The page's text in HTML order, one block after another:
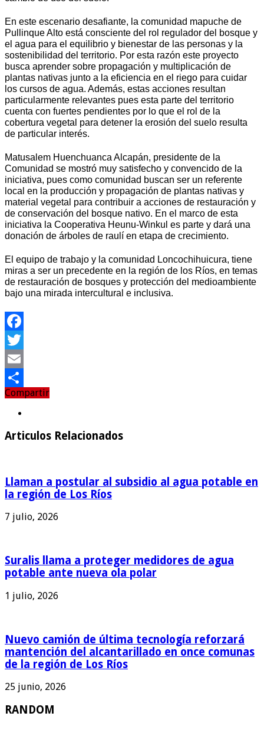
En este escenario desafiante, la comunidad mapuche de
Pullinque Alto está consciente del rol regulador del bosque y
el agua para el equilibrio y bienestar de las personas y la
sostenibilidad del territorio. Por esta razón este proyecto
busca aprender sobre propagación y multiplicación de
plantas nativas junto a la eficiencia en el riego para cuidar
los cursos de agua. Además, estas acciones resultan
particularmente relevantes pues esta parte del territorio
cuenta con fuertes pendientes por lo que el rol de la
cobertura vegetal para detener la erosión del suelo resulta
de particular interés.
Matusalem Huenchuanca Alcapán, presidente de la
Comunidad se mostró muy satisfecho y convencido de la
iniciativa, pues como comunidad buscan ser un referente
local en la producción y propagación de plantas nativas y
material vegetal para contribuir a acciones de restauración y
de conservación del bosque nativo. En el marco de esta
iniciativa la Cooperativa Heunu-Winkul es parte y dará una
donación de árboles de raulí en etapa de crecimiento.
El equipo de trabajo y la comunidad Loncochihuicura, tiene
miras a ser un precedente en la región de los Ríos, en temas
de restauración de bosques y protección del medioambiente
bajo una mirada intercultural e inclusiva.
Facebook
Twitter
Email
Compartir
Compartir
Articulos Relacionados
Llaman a postular al subsidio al agua potable en
la región de Los Ríos
7 julio, 2026
Suralis llama a proteger medidores de agua
potable ante nueva ola polar
1 julio, 2026
Nuevo camión de última tecnología reforzará
mantención del alcantarillado en once comunas
de la región de Los Ríos
25 junio, 2026
RANDOM